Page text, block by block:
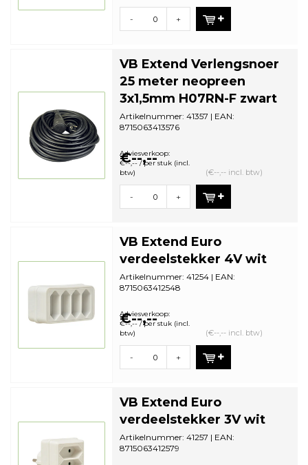
- +
VB Extend Verlengsnoer
25 meter neopreen
3x1,5mm H07RN-F zwart
Artikelnummer: 41357 | EAN:
8715063413576
bestelhoeveelheid: 1
€--,--
Adviesverkoop:
€--,-- / per stuk (incl.
btw)
(€--,-- incl. btw)
- +
VB Extend Euro
verdeelstekker 4V wit
Artikelnummer: 41254 | EAN:
8715063412548
bestelhoeveelheid: 5
€--,--
Adviesverkoop:
€--,-- / per stuk (incl.
btw)
(€--,-- incl. btw)
- +
VB Extend Euro
verdeelstekker 3V wit
Artikelnummer: 41257 | EAN:
8715063412579